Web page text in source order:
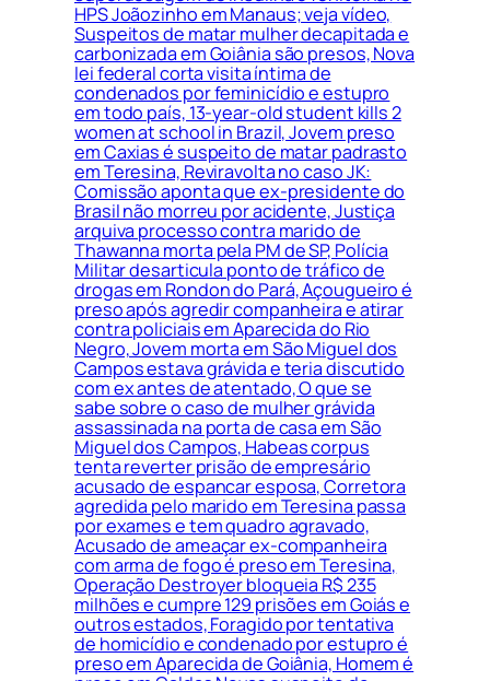
HPS Joãozinho em Manaus; veja vídeo,
Suspeitos de matar mulher decapitada e
carbonizada em Goiânia são presos, Nova
lei federal corta visita íntima de
condenados por feminicídio e estupro
em todo país, 13-year-old student kills 2
women at school in Brazil, Jovem preso
em Caxias é suspeito de matar padrasto
em Teresina, Reviravolta no caso JK:
Comissão aponta que ex-presidente do
Brasil não morreu por acidente, Justiça
arquiva processo contra marido de
Thawanna morta pela PM de SP, Polícia
Militar desarticula ponto de tráfico de
drogas em Rondon do Pará, Açougueiro é
preso após agredir companheira e atirar
contra policiais em Aparecida do Rio
Negro, Jovem morta em São Miguel dos
Campos estava grávida e teria discutido
com ex antes de atentado, O que se
sabe sobre o caso de mulher grávida
assassinada na porta de casa em São
Miguel dos Campos, Habeas corpus
tenta reverter prisão de empresário
acusado de espancar esposa, Corretora
agredida pelo marido em Teresina passa
por exames e tem quadro agravado,
Acusado de ameaçar ex-companheira
com arma de fogo é preso em Teresina,
Operação Destroyer bloqueia R$ 235
milhões e cumpre 129 prisões em Goiás e
outros estados, Foragido por tentativa
de homicídio e condenado por estupro é
preso em Aparecida de Goiânia, Homem é